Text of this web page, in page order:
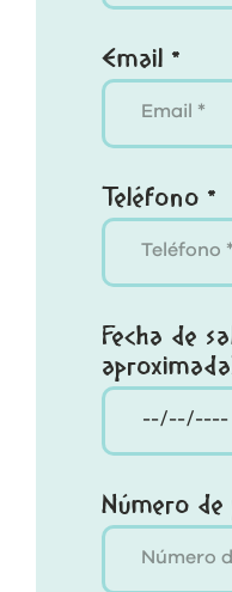
Email *
Teléfono *
Fecha de
Número de